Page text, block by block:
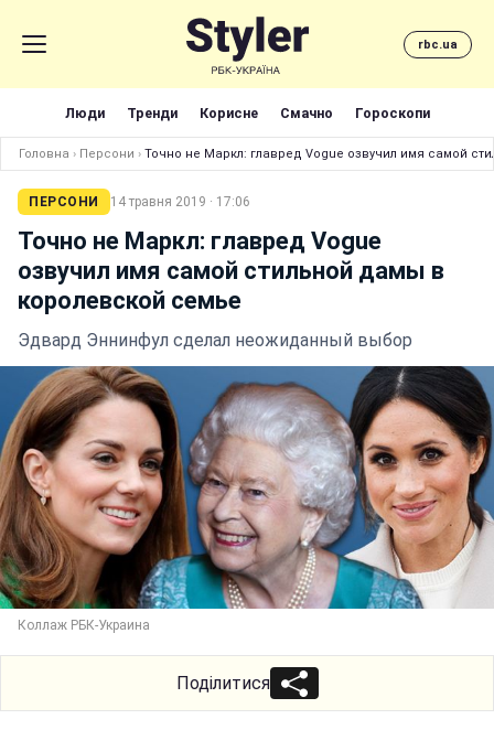
rbc.ua
Люди Тренди Корисне Смачно Гороскопи
Головна › Персони › Точно не Маркл: главред Vogue озвучил имя самой
ПЕРСОНИ 14 травня 2019 · 17:06
Точно не Маркл: главред Vogue
озвучил имя самой стильной дамы в
королевской семье
Эдвард Эннинфул сделал неожиданный выбор
Коллаж РБК-Украина
Поділитися